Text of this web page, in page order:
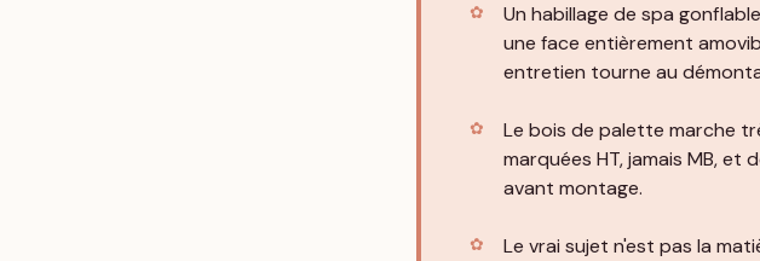
Un habillage de spa
une face entièrement
entretien tourne au
Le bois de palette marche
marquées HT, jamais MB,
avant montage.
Le vrai sujet n'est pas la